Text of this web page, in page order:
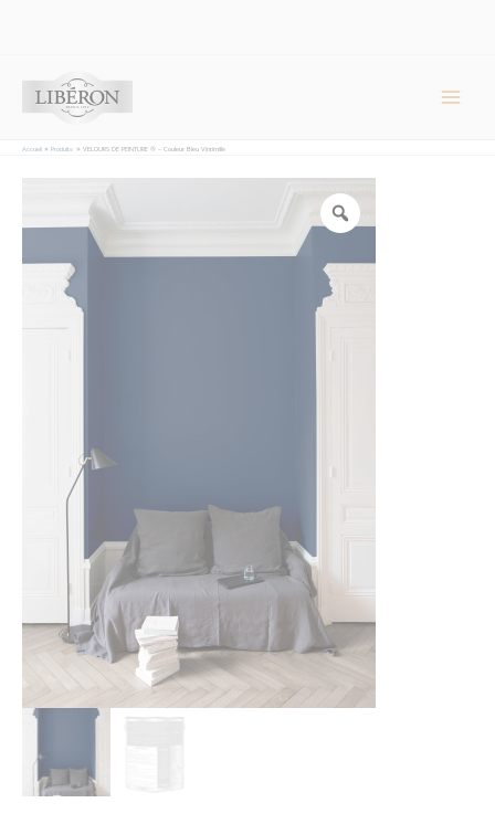
Accueil Produits VELOURS DE PEINTURE ® – Couleur Bleu Vintimille